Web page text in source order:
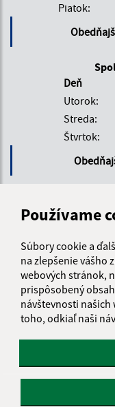
Používame
Súbory cookie a
na zlepšenie vášho
webových stránok,
prispôsobený
návštevnosti
toho, odkiaľ naši
Piatok:
Deň
Utorok:
Streda:
Štvrtok:
082